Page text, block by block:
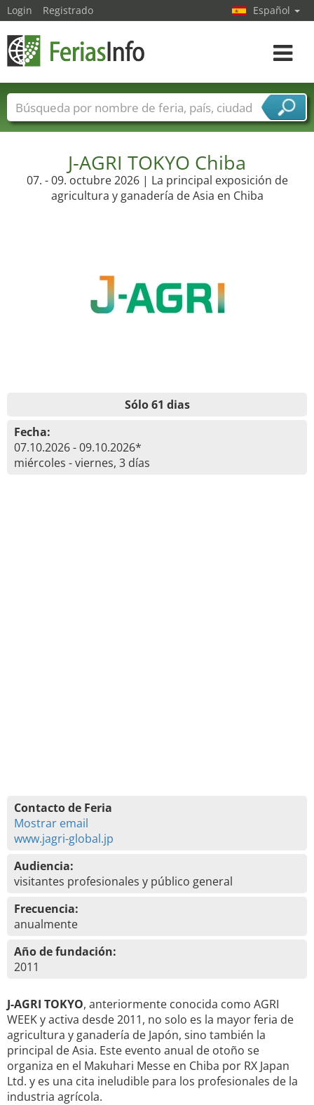
J-AGRI TOKYO Chiba
07. - 09. octubre 2026 | La principal exposición de
agricultura y ganadería de Asia en Chiba
Sólo 61 dias
Fecha:
07.10.2026 - 09.10.2026*
miércoles - viernes, 3 días
Contacto de Feria
Mostrar email
www.jagri-global.jp
Audiencia:
visitantes profesionales y público general
Frecuencia:
anualmente
Año de fundación:
2011
J-AGRI TOKYO, anteriormente conocida como AGRI
WEEK y activa desde 2011, no solo es la mayor feria de
agricultura y ganadería de Japón, sino también la
principal de Asia. Este evento anual de otoño se
organiza en el Makuhari Messe en Chiba por RX Japan
Ltd. y es una cita ineludible para los profesionales de la
industria agrícola.
Login Registrado Español
toggle
Nombres de ferias Países
Ciudades
Sectores de proveedor de servicios